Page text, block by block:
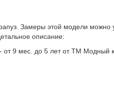
Замеры этой модели можно
описание:
от 9 мес. до 5 лет от ТМ Модный